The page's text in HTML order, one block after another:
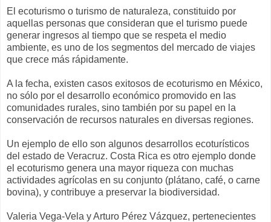
El ecoturismo o turismo de naturaleza, constituido por
aquellas personas que consideran que el turismo puede
generar ingresos al tiempo que se respeta el medio
ambiente, es uno de los segmentos del mercado de viajes
que crece más rápidamente.
A la fecha, existen casos exitosos de ecoturismo en México,
no sólo por el desarrollo económico promovido en las
comunidades rurales, sino también por su papel en la
conservación de recursos naturales en diversas regiones.
Un ejemplo de ello son algunos desarrollos ecoturísticos
del estado de Veracruz. Costa Rica es otro ejemplo donde
el ecoturismo genera una mayor riqueza con muchas
actividades agrícolas en su conjunto (plátano, café, o carne
bovina), y contribuye a preservar la biodiversidad.
Valeria Vega-Vela y Arturo Pérez Vázquez, pertenecientes